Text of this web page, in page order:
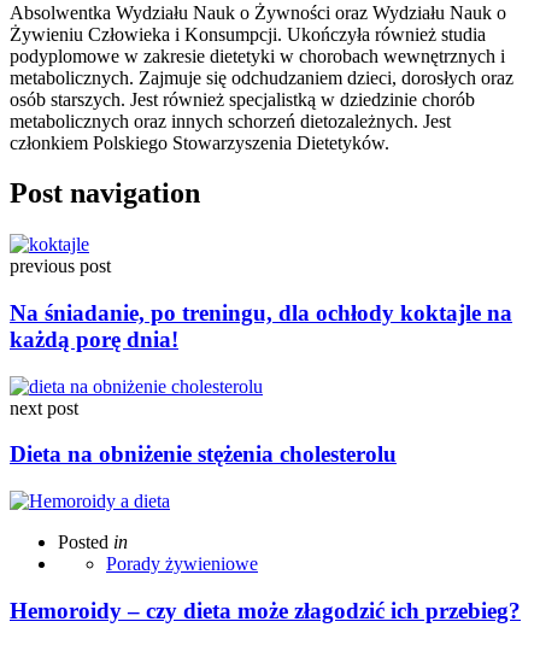
Absolwentka Wydziału Nauk o Żywności oraz Wydziału Nauk o
Żywieniu Człowieka i Konsumpcji. Ukończyła również studia
podyplomowe w zakresie dietetyki w chorobach wewnętrznych i
metabolicznych. Zajmuje się odchudzaniem dzieci, dorosłych oraz
osób starszych. Jest również specjalistką w dziedzinie chorób
metabolicznych oraz innych schorzeń dietozależnych. Jest
członkiem Polskiego Stowarzyszenia Dietetyków.
Post navigation
previous post
Na śniadanie, po treningu, dla ochłody koktajle na
każdą porę dnia!
next post
Dieta na obniżenie stężenia cholesterolu
Posted in
Porady żywieniowe
Hemoroidy – czy dieta może złagodzić ich przebieg?